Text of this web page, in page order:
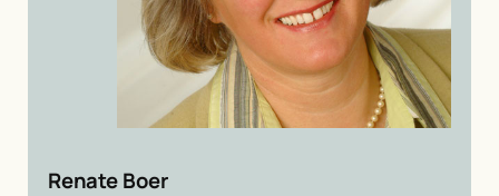
Renate Boer